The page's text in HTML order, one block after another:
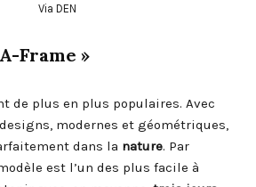
Via DEN
Frame »
de plus en plus populaires. Avec
modernes et géométriques,
dans la nature. Par
est l’un des plus facile à